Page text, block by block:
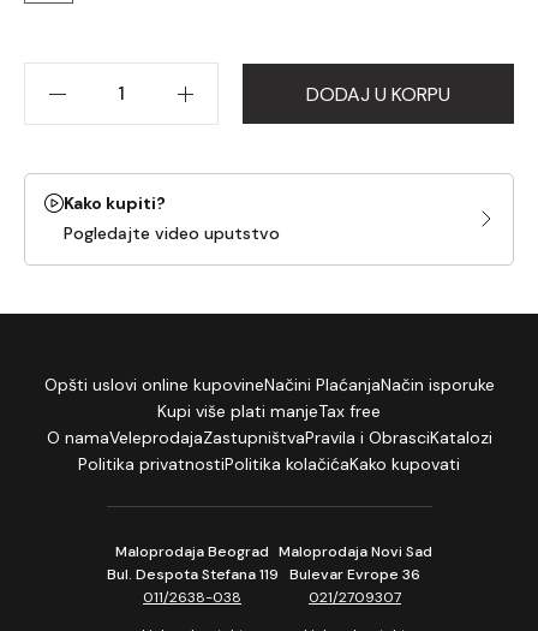
DODAJ U KORPU
Kako kupiti?
Pogledajte video uputstvo
Opšti uslovi online kupovineNačini PlaćanjaNačin isporuke
Kupi više plati manjeTax free
O namaVeleprodajaZastupništvaPravila i ObrasciKatalozi
Politika privatnostiPolitika kolačićaKako kupovati
Maloprodaja Beograd
Bul. Despota Stefana 119
011/2638-038
Maloprodaja Novi Sad
Bulevar Evrope 36
021/2709307